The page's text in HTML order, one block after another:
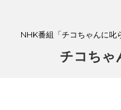
NHK番組「チコちゃんに叱
チコちゃ